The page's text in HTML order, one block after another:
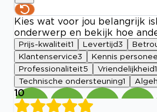
Kies wat voor jou belangrijk is
onderwerp en bekijk hoe
Prijs-kwaliteit1 Levertijd3
Klantenservice3 Kennis personeel
Professionaliteit5 Vriendelijkheid1
Technische ondersteuning1
10